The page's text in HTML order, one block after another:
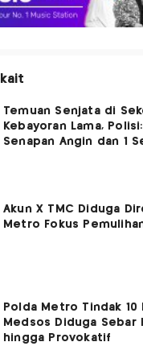
Temuan Senjata di
Kebayoran Lama,
Senapan Angin dan 1
Akun X TMC Diduga
Metro Fokus
Polda Metro Tindak 10
Medsos Diduga Sebar
hingga Provokatif